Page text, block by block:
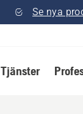
Se nya
Tjänster